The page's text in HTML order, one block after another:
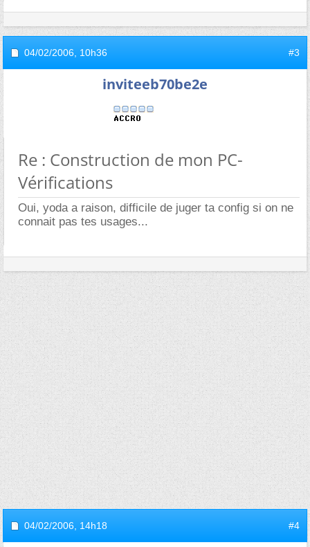
04/02/2006, 10h36 #3
inviteeb70be2e
Re : Construction de mon PC-
Vérifications
Oui, yoda a raison, difficile de juger ta config si on ne
connait pas tes usages...
04/02/2006, 14h18 #4